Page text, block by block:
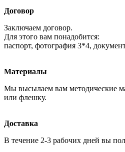
Договор
Заключаем договор.
Для этого вам понадобится:
паспорт, фотография 3*4,
Материалы
Мы высылаем вам методические
или флешку.
Доставка
В течение 2-3 рабочих дней вы